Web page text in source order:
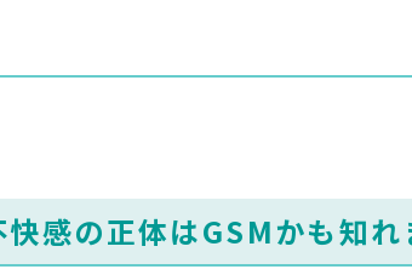
感の正体はGSMかも知れ